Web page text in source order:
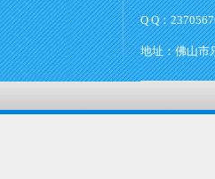
Q Q：
地址：佛山市